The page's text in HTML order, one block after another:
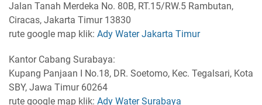
Jalan Tanah Merdeka No. 80B, RT.15/RW.5 Rambutan,
Ciracas, Jakarta Timur 13830
rute google map klik: Ady Water Jakarta Timur
Kantor Cabang Surabaya:
Kupang Panjaan I No.18, DR. Soetomo, Kec. Tegalsari, Kota
SBY, Jawa Timur 60264
rute google map klik: Ady Water Surabaya